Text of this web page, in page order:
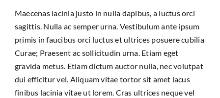
Maecenas lacinia justo in nulla dapibus, a luctus orci
sagittis. Nulla ac semper urna. Vestibulum ante ipsum
primis in faucibus orci luctus et ultrices posuere cubilia
Curae; Praesent ac sollicitudin urna. Etiam eget
gravida metus. Etiam dictum auctor nulla, nec volutpat
dui efficitur vel. Aliquam vitae tortor sit amet lacus
finibus lacinia vitae ut lorem. Cras ultrices neque vel